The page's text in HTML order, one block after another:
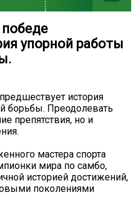
упорной работы
история
борьбы. Преодолевать
препятствия, но и
мастера спорта
мира по самбо,
историей достижений,
поколениями